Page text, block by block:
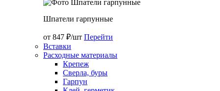
Шпатели гарпунные
от 847 ₽/шт Перейти
Вставки
Расходные материалы
Крепеж
Сверла, буры
Гарпун